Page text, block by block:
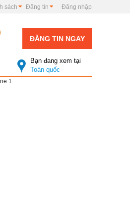
Đăng nhập
Đăng tin
sách
ĐĂNG TIN NGAY
Bạn đang xem tại
Toàn quốc
1